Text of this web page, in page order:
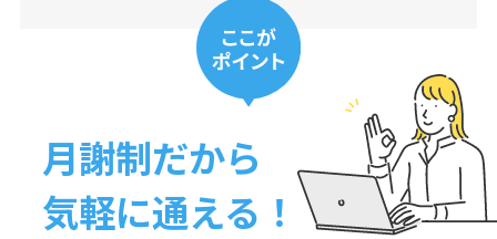
月謝制だから
気軽に通える！